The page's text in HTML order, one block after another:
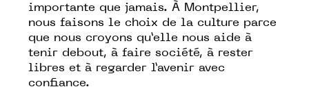
importante que jamais. À Montpellier,
nous faisons le choix de la culture parce
que nous croyons qu’elle nous aide à
tenir debout, à faire société, à rester
libres et à regarder l’avenir avec
confiance.